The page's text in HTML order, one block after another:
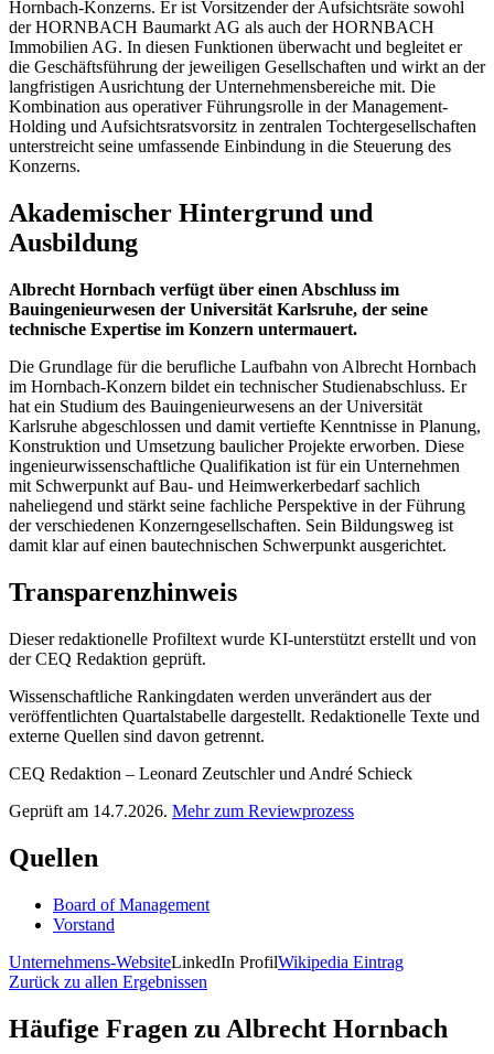
Hornbach-Konzerns. Er ist Vorsitzender der Aufsichtsräte sowohl
der HORNBACH Baumarkt AG als auch der HORNBACH
Immobilien AG. In diesen Funktionen überwacht und begleitet er
die Geschäftsführung der jeweiligen Gesellschaften und wirkt an der
langfristigen Ausrichtung der Unternehmensbereiche mit. Die
Kombination aus operativer Führungsrolle in der Management-
Holding und Aufsichtsratsvorsitz in zentralen Tochtergesellschaften
unterstreicht seine umfassende Einbindung in die Steuerung des
Konzerns.
Akademischer Hintergrund und
Ausbildung
Albrecht Hornbach verfügt über einen Abschluss im
Bauingenieurwesen der Universität Karlsruhe, der seine
technische Expertise im Konzern untermauert.
Die Grundlage für die berufliche Laufbahn von Albrecht Hornbach
im Hornbach-Konzern bildet ein technischer Studienabschluss. Er
hat ein Studium des Bauingenieurwesens an der Universität
Karlsruhe abgeschlossen und damit vertiefte Kenntnisse in Planung,
Konstruktion und Umsetzung baulicher Projekte erworben. Diese
ingenieurwissenschaftliche Qualifikation ist für ein Unternehmen
mit Schwerpunkt auf Bau- und Heimwerkerbedarf sachlich
naheliegend und stärkt seine fachliche Perspektive in der Führung
der verschiedenen Konzerngesellschaften. Sein Bildungsweg ist
damit klar auf einen bautechnischen Schwerpunkt ausgerichtet.
Transparenzhinweis
Dieser redaktionelle Profiltext wurde KI-unterstützt erstellt und von
der CEQ Redaktion geprüft.
Wissenschaftliche Rankingdaten werden unverändert aus der
veröffentlichten Quartalstabelle dargestellt. Redaktionelle Texte und
externe Quellen sind davon getrennt.
CEQ Redaktion – Leonard Zeutschler und André Schieck
Geprüft am 14.7.2026. Mehr zum Reviewprozess
Quellen
Board of Management
Vorstand
Unternehmens-WebsiteLinkedIn ProfilWikipedia Eintrag
Zurück zu allen Ergebnissen
Häufige Fragen zu Albrecht Hornbach